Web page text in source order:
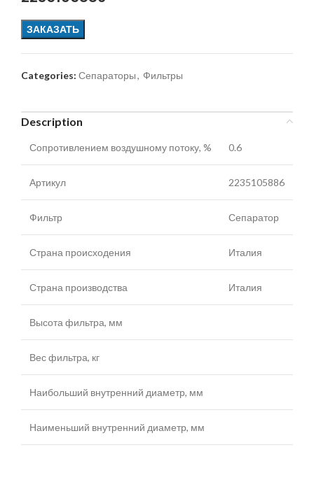
ЗАКАЗАТЬ
Categories: Сепараторы, Фильтры
Description
Сопротивлением воздушному потоку, % 0.6
Артикул 2235105886
Фильтр Сепаратор
Страна происходения Италия
Страна производства Италия
Высота фильтра, мм
Вес фильтра, кг
Наибольший внутренний диаметр, мм
Наименьший внутренний диаметр, мм